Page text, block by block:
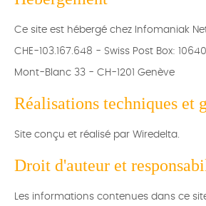
Ce site est hébergé chez Infomaniak
CHE-103.167.648 - Swiss Post Box:
Mont-Blanc 33 - CH-1201 Genève
Réalisations techniques et
Site conçu et réalisé par Wiredelta.
Droit d'auteur et
Les informations contenues dans ce